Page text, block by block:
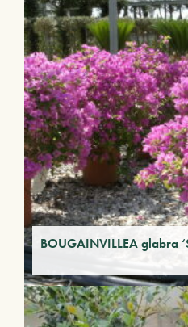
BOUGAINVILLEA glabra